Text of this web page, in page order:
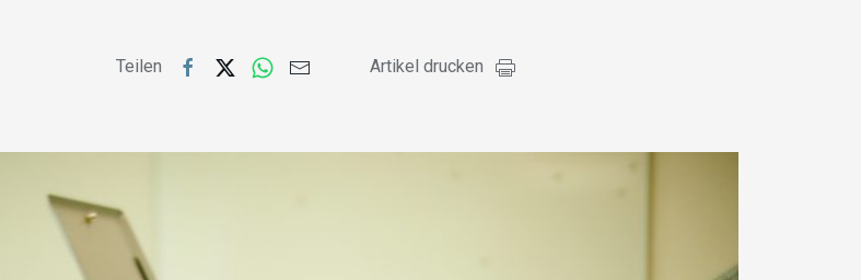
Teilen Artikel drucken